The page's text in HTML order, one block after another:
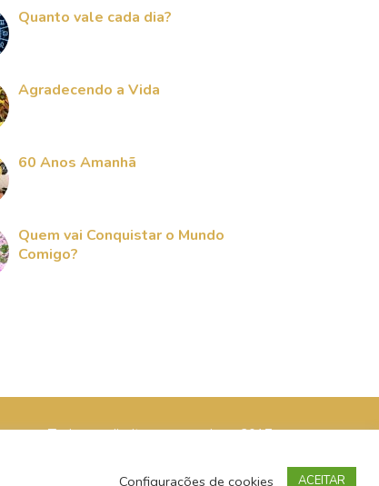
Quanto vale cada dia?
Agradecendo a Vida
60 Anos Amanhã
Quem vai Conquistar o Mundo
Comigo?
Todos os direitos reservados - 2017
Configurações de cookies ACEITAR